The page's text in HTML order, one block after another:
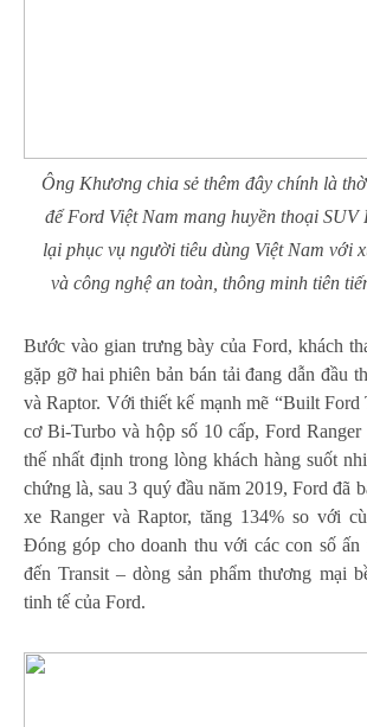
Ông Khương chia sẻ thêm đây chính là
để Ford Việt Nam mang huyền thoại SUV
lại phục vụ người tiêu dùng Việt Nam với
và công nghệ an toàn, thông minh tiên
Bước vào gian trưng bày của Ford, khách
gặp gỡ hai phiên bản bán tải đang dẫn đầu
và Raptor. Với thiết kế mạnh mẽ “Built Ford
cơ Bi-Turbo và hộp số 10 cấp, Ford
thế nhất định trong lòng khách hàng suốt
chứng là, sau 3 quý đầu năm 2019, Ford đã
xe Ranger và Raptor, tăng 134% so với
Đóng góp cho doanh thu với các con số ấn
đến Transit – dòng sản phẩm thương mại
tinh tế của Ford.